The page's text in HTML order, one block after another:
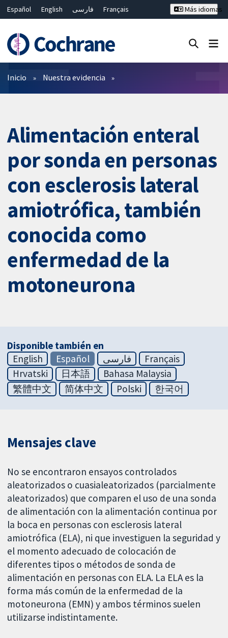
Español English فارسی
Français
Bahasa Malaysia
ไทย 繁體中文
Más idiomas
Filtros
Inicio Nuestra evidencia
Alimentación enteral
por sonda en personas
con esclerosis lateral
amiotrófica, también
conocida como
enfermedad de la
motoneurona
Disponible también en
English
Español فارسی
Français
Hrvatski
日本語
Bahasa Malaysia
繁體中文
简体中文 Polski 한국어
Mensajes clave
No se encontraron ensayos controlados
aleatorizados o cuasialeatorizados (parcialmente
aleatorizados) que comparen el uso de una sonda
de alimentación con la alimentación continua por
la boca en personas con esclerosis lateral
amiotrófica (ELA), ni que investiguen la seguridad y
el momento adecuado de colocación de
diferentes tipos o métodos de sonda de
alimentación en personas con ELA. La ELA es la
forma más común de la enfermedad de la
motoneurona (EMN) y ambos términos suelen
utilizarse indistintamente.